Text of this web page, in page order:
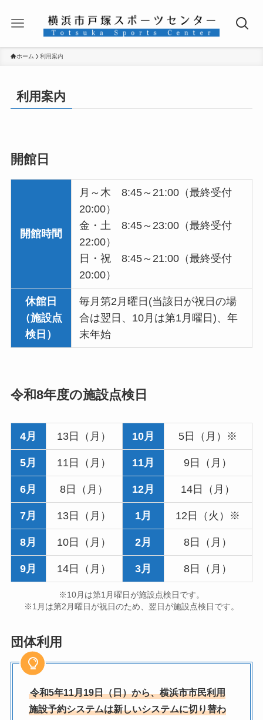
ホーム 利用案内
利用案内
開館日
開館時間
月～木 8:45～21:00（最終受付
20:00）
金・土 8:45～23:00（最終受付
22:00）
日・祝 8:45～21:00（最終受付
20:00）
休館日
（施設点
検日）
毎月第2月曜日(当該日が祝日の場
合は翌日、10月は第1月曜日)、年
末年始
令和8年度の施設点検日
4月 13日（月） 10月 5日（月）※
5月 11日（月） 11月 9日（月）
6月 8日（月） 12月 14日（月）
7月 13日（月） 1月 12日（火）※
8月 10日（月） 2月 8日（月）
9月 14日（月） 3月 8日（月）
※10月は第1月曜日が施設点検日です。
※1月は第2月曜日が祝日のため、翌日が施設点検日です。
団体利用
令和5年11月19日（日）から、横浜市市民利用
施設予約システムは新しいシステムに切り替わ